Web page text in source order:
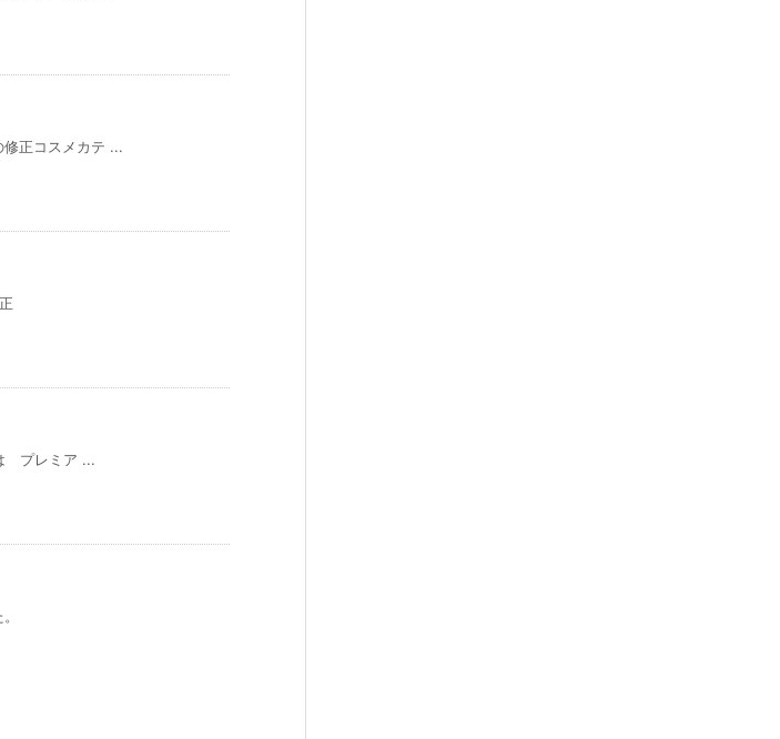
正コスメカテ ...
プレミア ...